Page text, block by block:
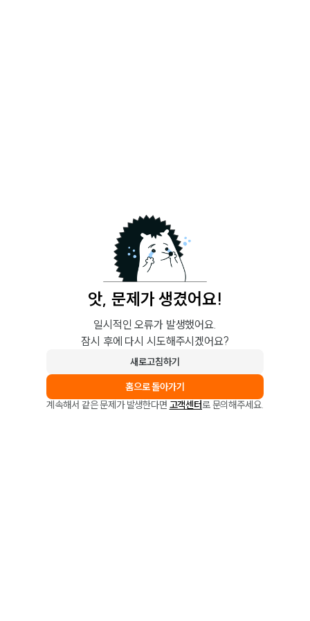
앗, 문제가 생겼어요!
일시적인 오류가 발생했어요.
잠시 후에 다시 시도해주시겠어요?
새로고침하기
홈으로 돌아가기
계속해서 같은 문제가 발생한다면 고객센터로 문의해주세요.